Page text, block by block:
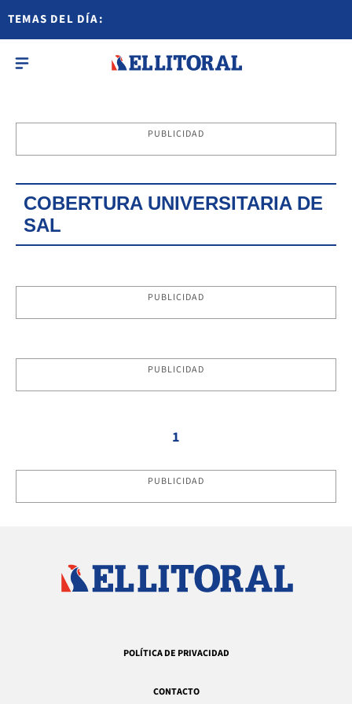
TEMAS DEL DÍA:
PUBLICIDAD
COBERTURA UNIVERSITARIA DE
SAL
PUBLICIDAD
PUBLICIDAD
1
PUBLICIDAD
POLÍTICA DE PRIVACIDAD
CONTACTO